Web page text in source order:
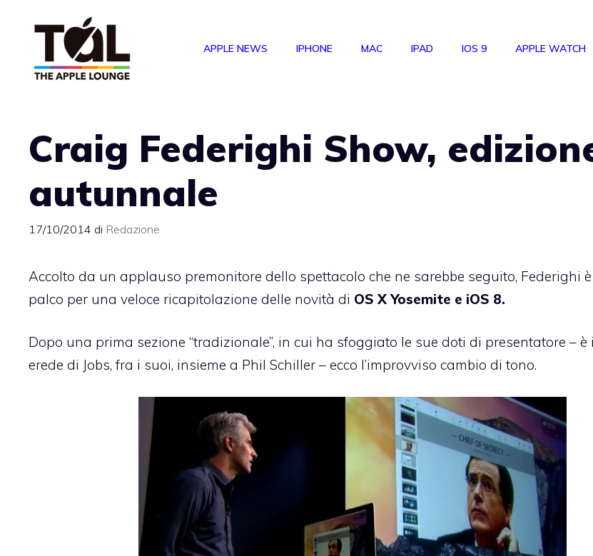
APPLE NEWS IPHONE MAC IPAD IOS 9 APPLE WATCH
Craig Federighi Show,
autunnale
17/10/2014 di Redazione
Accolto da un applauso premonitore dello spettacolo che ne sarebbe seguito, Federighi
palco per una veloce ricapitolazione delle novità di OS X Yosemite e iOS 8.
Dopo una prima sezione “tradizionale”, in cui ha sfoggiato le sue doti di presentatore – è
erede di Jobs, fra i suoi, insieme a Phil Schiller – ecco l’improvviso cambio di tono.